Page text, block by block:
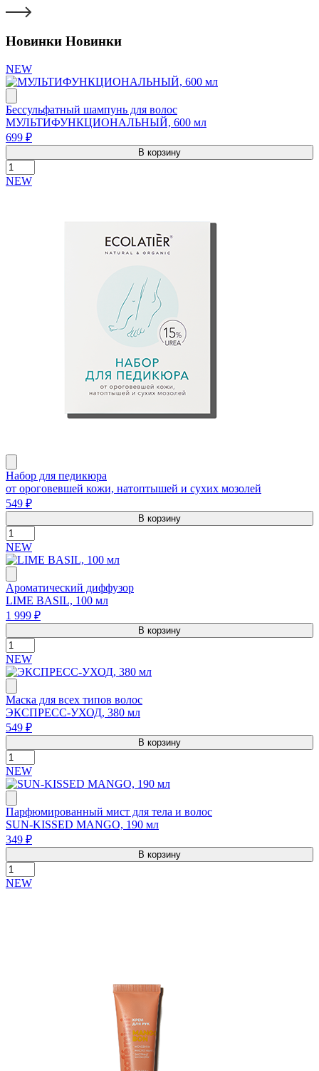
Новинки Новинки
NEW
Бессульфатный шампунь для волос
МУЛЬТИФУНКЦИОНАЛЬНЫЙ, 600 мл
699 ₽
В корзину
NEW
Набор для педикюра
от ороговевшей кожи, натоптышей и сухих мозолей
549 ₽
В корзину
NEW
Ароматический диффузор
LIME BASIL, 100 мл
1 999 ₽
В корзину
NEW
Маска для всех типов волос
ЭКСПРЕСС-УХОД, 380 мл
549 ₽
В корзину
NEW
Парфюмированный мист для тела и волос
SUN-KISSED MANGO, 190 мл
349 ₽
В корзину
NEW